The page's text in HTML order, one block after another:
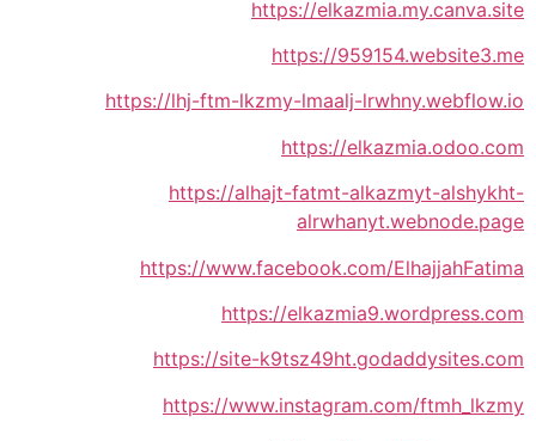
https://elkazmia.my.canva.site
https://959154.website3.me
https://lhj-ftm-lkzmy-lmaalj-lrwhny.webflow.io
https://elkazmia.odoo.com
https://alhajt-fatmt-alkazmyt-alshykht-
alrwhanyt.webnode.page
https://www.facebook.com/ElhajjahFatima
https://elkazmia9.wordpress.com
https://site-k9tsz49ht.godaddysites.com
https://www.instagram.com/ftmh_lkzmy